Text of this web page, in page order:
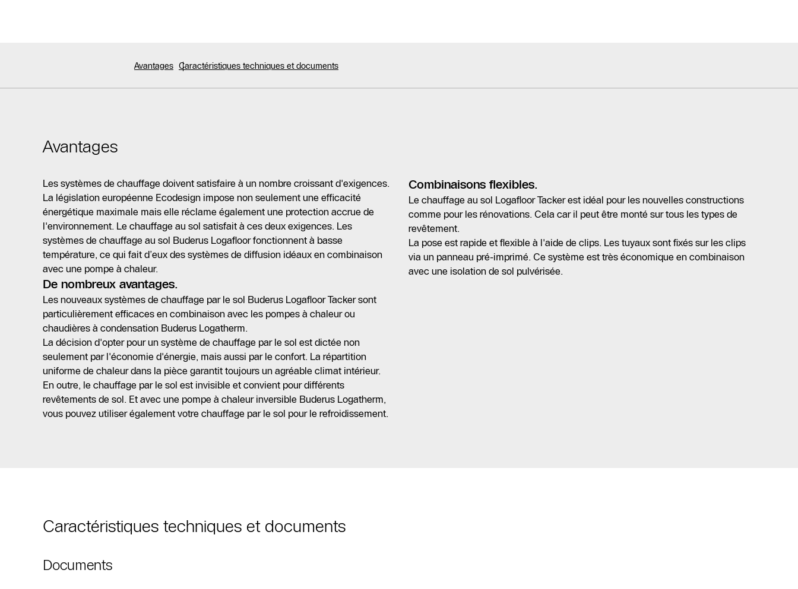
Avantages Caractéristiques techniques et documents
Avantages
Les systèmes de chauffage doivent satisfaire à un nombre croissant d'exigences.
La législation européenne Ecodesign impose non seulement une efficacité
énergétique maximale mais elle réclame également une protection accrue de
l'environnement. Le chauffage au sol satisfait à ces deux exigences. Les
systèmes de chauffage au sol Buderus Logafloor fonctionnent à basse
température, ce qui fait d’eux des systèmes de diffusion idéaux en combinaison
avec une pompe à chaleur.
De nombreux avantages.
Les nouveaux systèmes de chauffage par le sol Buderus Logafloor Tacker sont
particulièrement efficaces en combinaison avec les pompes à chaleur ou
chaudières à condensation Buderus Logatherm.
La décision d'opter pour un système de chauffage par le sol est dictée non
seulement par l'économie d'énergie, mais aussi par le confort. La répartition
uniforme de chaleur dans la pièce garantit toujours un agréable climat intérieur.
En outre, le chauffage par le sol est invisible et convient pour différents
revêtements de sol. Et avec une pompe à chaleur inversible Buderus Logatherm,
vous pouvez utiliser également votre chauffage par le sol pour le refroidissement.
Combinaisons flexibles.
Le chauffage au sol Logafloor Tacker est idéal pour les nouvelles constructions
comme pour les rénovations. Cela car il peut être monté sur tous les types de
revêtement.
La pose est rapide et flexible à l'aide de clips. Les tuyaux sont fixés sur les clips
via un panneau pré-imprimé. Ce système est très économique en combinaison
avec une isolation de sol pulvérisée.
Caractéristiques techniques et documents
Documents